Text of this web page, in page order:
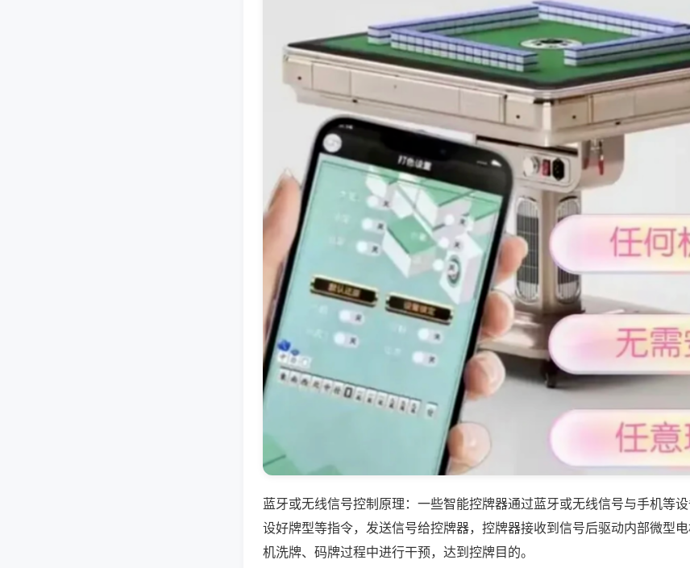
蓝牙或无线信号控制原理：一些智能控牌器通过蓝牙或无线信号与手机等
设好牌型等指令，发送信号给控牌器，控牌器接收到信号后驱动内部微型
机洗牌、码牌过程中进行干预，达到控牌目的。